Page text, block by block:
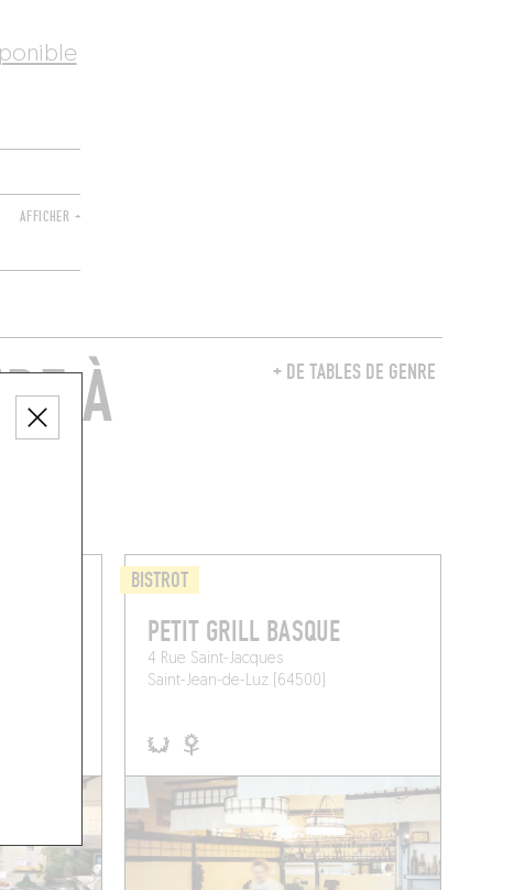
AFFICHER +
+ DE TABLES DE GENRE
À
BISTROT
PETIT GRILL BASQUE
4 Rue Saint-Jacques
Saint-Jean-de-Luz (64500)